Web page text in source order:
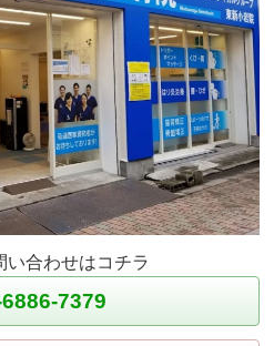
い合わせはコチラ
7379